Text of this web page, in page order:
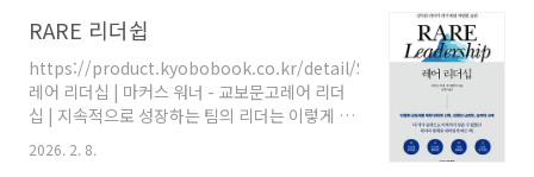
MCA, CSP, MACC 같은 용어가 같은 의미로 사
만들어지는 경우가 많습니다.이 글은 Shan
Kuehn의 글을 기반으로, Azure 청구 구조를 계
층별로 분리해 이해하고 실제로 검증하는 방법을
요약합니다. 왜 Azure 청구 구조는 항상 헷갈릴
RARE 리더쉽
https://product.kyobobook.co.kr/detail/S000001949178
레어 리더십 | 마커스 워너 - 교보문고레어 리더
십 | 지속적으로 성장하는 팀의 리더는 이렇게 다
르다 탄탄한 신학, 최첨단 뇌과학, 실제적 사례지
도자의 문제가 날로 늘어가는 시대에 살고 있다.
2026. 2. 8.